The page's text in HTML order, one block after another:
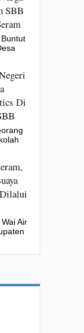
SBB
Di
Air